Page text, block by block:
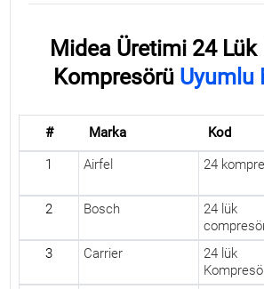
Midea Üretimi 24 Lük
Kompresörü Uyumlu
# Marka Kod
1
Airfel 24
2
Bosch
24 lük
3
Carrier
24 lük